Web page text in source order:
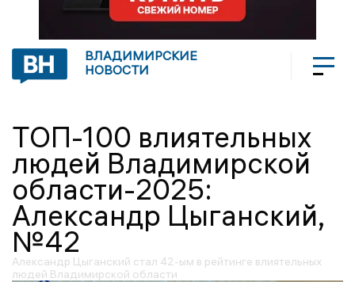
ВЛАДИМИРСКИЕ
НОВОСТИ
ТОП-100 влиятельных
людей Владимирской
области-2025:
Александр Цыганский,
№42
Александр Цыганский стал 42-ым в рейтинге влиятельных
людей Владимирской области